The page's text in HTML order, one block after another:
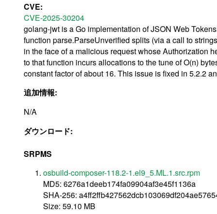
CVE:
CVE-2025-30204
golang-jwt is a Go implementation of JSON Web
function parse.ParseUnverified splits (via a call to
in the face of a malicious request whose Authorization
to that function incurs allocations to the tune of O(n)
constant factor of about 16. This issue is fixed in 5.2.2
追加情報:
N/A
ダウンロード:
SRPMS
osbuild-composer-118.2-1.el9_5.ML.1.src.rpm
MD5: 6276a1deeb174fa09904af3e45f1136a
SHA-256:
Size: 59.10 MB